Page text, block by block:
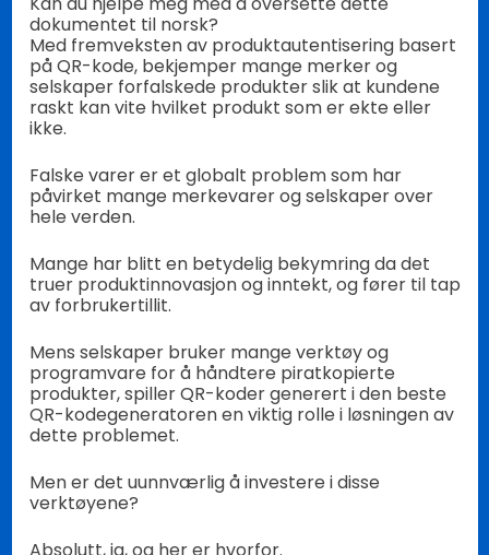
dokumentet til norsk?
Med fremveksten av produktautentisering basert
på QR-kode, bekjemper mange merker og
selskaper forfalskede produkter slik at kundene
raskt kan vite hvilket produkt som er ekte eller
ikke.
Falske varer er et globalt problem som har
påvirket mange merkevarer og selskaper over
hele verden.
Mange har blitt en betydelig bekymring da det
truer produktinnovasjon og inntekt, og fører til tap
av forbrukertillit.
Mens selskaper bruker mange verktøy og
programvare for å håndtere piratkopierte
produkter, spiller QR-koder generert i den beste
QR-kodegeneratoren en viktig rolle i løsningen av
dette problemet.
Men er det uunnværlig å investere i disse
verktøyene?